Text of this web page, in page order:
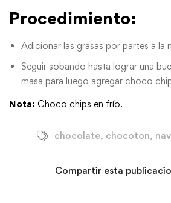
Procedimiento:
Adicionar las grasas por partes a la
Seguir sobando hasta lograr una
masa para luego agregar choco
Nota: Choco chips en frío.
chocolate, chocoton,
Compartir esta